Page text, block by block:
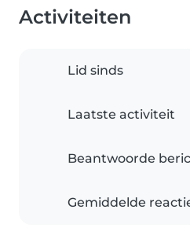
Activiteiten
Lid sinds
Laatste activiteit
Beantwoorde
Gemiddelde